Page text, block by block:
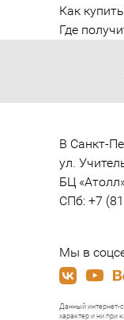
Как
Где
В Санкт-
ул.
БЦ
СПб: +7
Мы в
Данный интернет-
характер и ни при